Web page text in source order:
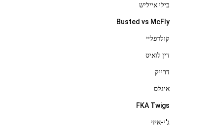
בילי אייליש
Busted vs McFly
קולדפליי
דין לואיס
דרייק
איגלס
FKA Twigs
ג'י-איזי